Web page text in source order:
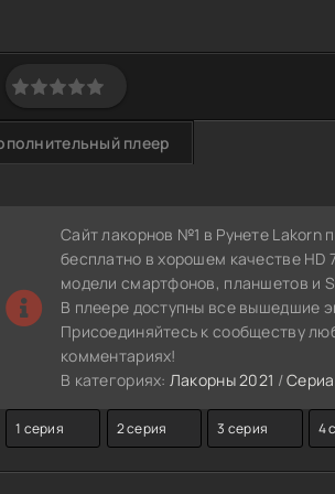
плеер
Сайт лакорнов №1 в Рунете Lakorn
бесплатно в хорошем качестве
модели смартфонов, планшетов и
В плеере доступны все вышедшие
Присоединяйтесь к сообществу
комментариях!
В категориях: Лакорны 2021 /
1 серия 2 серия 3 серия 4